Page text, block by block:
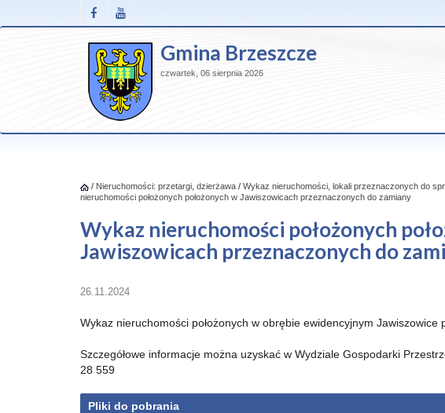
Gmina Brzeszcze
czwartek, 06 sierpnia 2026
/ Nieruchomości: przetargi, dzierżawa / Wykaz nieruchomości, lokali przeznaczonych do
nieruchomości położonych położonych w Jawiszowicach przeznaczonych do zamiany
Wykaz nieruchomości położonych
Jawiszowicach przeznaczonych do
26.11.2024
Wykaz nieruchomości położonych w obrębie ewidencyjnym Jawiszowice
Szczegółowe informacje można uzyskać w Wydziale Gospodarki
28 559
Pliki do pobrania